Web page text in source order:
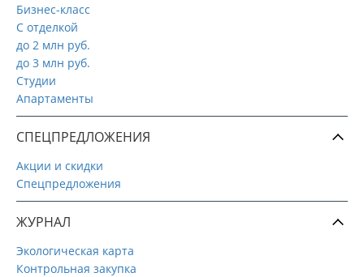
Бизнес-класс
С отделкой
до 2 млн руб.
до 3 млн руб.
Студии
Апартаменты
СПЕЦПРЕДЛОЖЕНИЯ
Акции и скидки
Спецпредложения
ЖУРНАЛ
Экологическая карта
Контрольная закупка